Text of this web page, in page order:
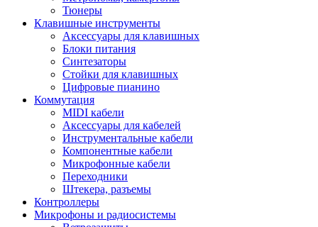
Тюнеры
Клавишные инструменты
Аксессуары для клавишных
Блоки питания
Синтезаторы
Стойки для клавишных
Цифровые пианино
Коммутация
MIDI кабели
Аксессуары для кабелей
Инструментальные кабели
Компонентные кабели
Микрофонные кабели
Переходники
Штекера, разъемы
Контроллеры
Микрофоны и радиосистемы